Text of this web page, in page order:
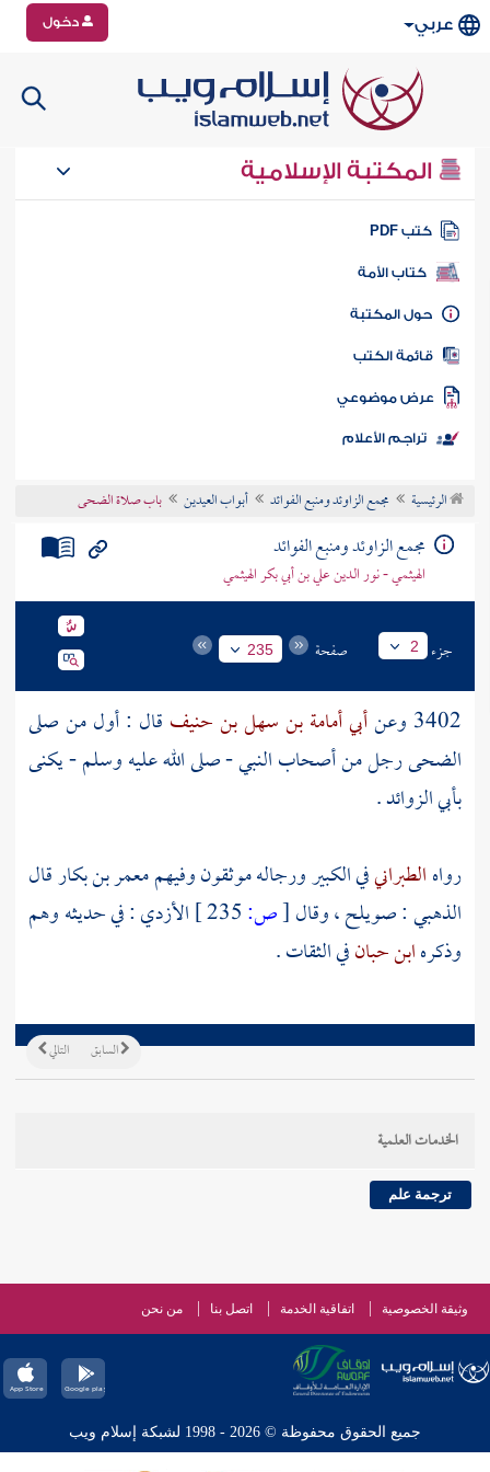
عربي دخول
المكتبة الإسلامية
كتب PDF
كتاب الأمة
المكتبة
الكتب
موضوعي
تراجم الأعلام
الرئيسية مجمع الزاوئد ومنبع الفوائد أبواب العيدين باب صلاة الضحى
مجمع الزاوئد ومنبع الفوائد
الهيثمي - نور الدين علي بن أبي بكر الهيثمي
جزء 2 صفحة 235
3402 وعن أبي أمامة بن سهل بن حنيف قال : أول من صلى
الضحى رجل من أصحاب النبي - صلى الله عليه وسلم - يكنى
بأبي الزوائد .
رواهالطبرانيفي الكبير ورجاله موثقون وفيهممعمر بن بكارقال
الذهبي:صويلح، وقال[ص: الأزدي: في حديثه وهم
وذكرهابن حبانفي الثقات .
التالي السابق
الخدمات العلمية
ترجمة علم
وثيقة الخصوصية اتفاقية الخدمة اتصل بنا من نحن
جميع الحقوق محفوظة © 2026 - 1998 لشبكة إسلام ويب